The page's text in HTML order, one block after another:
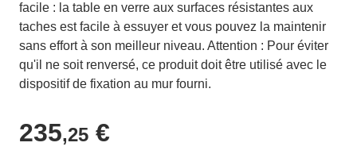
facile : la table en verre aux surfaces résistantes aux
taches est facile à essuyer et vous pouvez la maintenir
sans effort à son meilleur niveau. Attention : Pour éviter
qu'il ne soit renversé, ce produit doit être utilisé avec le
dispositif de fixation au mur fourni.
235,25 €